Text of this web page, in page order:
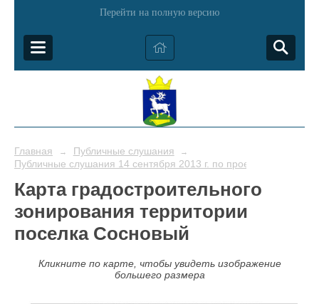
Перейти на полную версию
Главная → Публичные слушания →
Публичные слушания 14 сентября 2013 г. по проекту Генплана
Карта градостроительного
зонирования территории
поселка Сосновый
Кликните по карте, чтобы увидеть изображение
большего размера